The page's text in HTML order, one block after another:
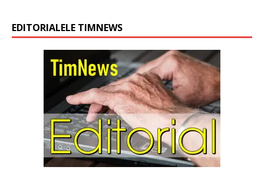
EDITORIALELE TIMNEWS